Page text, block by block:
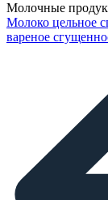
Молочные
Молоко цельное
вареное